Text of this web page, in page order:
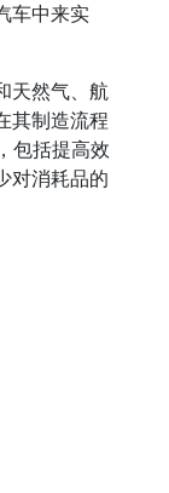
车中来实
天然气、航
其制造流程
包括提高效
对消耗品的